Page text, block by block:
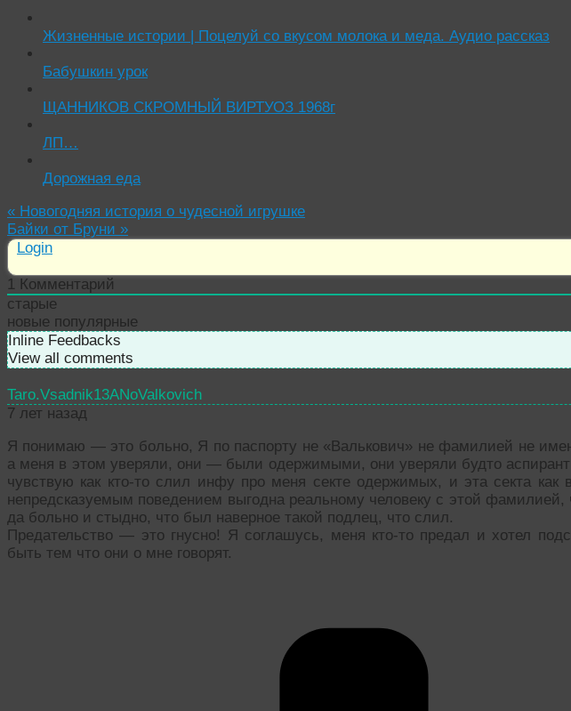
Жизненные истории | Поцелуй со вкусом молока и меда. Аудио рассказ
Бабушкин урок
ЩАННИКОВ СКРОМНЫЙ ВИРТУОЗ 1968г
ЛП…
Дорожная еда
« Новогодняя история о чудесной игрушке
Байки от Бруни »
Login
1 Комментарий
старые
новые популярные
Inline Feedbacks
View all comments
Taro.Vsadnik13ANoValkovich
7 лет назад
Я понимаю — это больно, Я по паспорту не «Валькович» не фамилией не
а меня в этом уверяли, они — были одержимыми, они уверяли будто
чувствую как кто-то слил инфу про меня секте одержимых, и эта секта как
непредсказуемым поведением выгодна реальному человеку с этой фамилией,
да больно и стыдно, что был наверное такой подлец, что слил.
Предательство — это гнусно! Я соглашусь, меня кто-то предал и хотел
быть тем что они о мне говорят.